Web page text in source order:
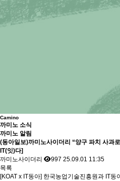
Camino
까미노 소식
까미노 알림
(동아일보)까미노사이더리 “양구 파치 사과
IT(잇)다]
까미노사이더리
조회수
997 25.09.01 11:35
목록
[KOAT x IT동아] 한국농업기술진흥원과 IT